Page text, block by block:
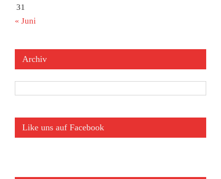
31
« Juni
Archiv
Like uns auf Facebook